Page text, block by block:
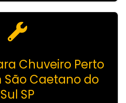
Chuveiro Perto
São Caetano do
Sul SP